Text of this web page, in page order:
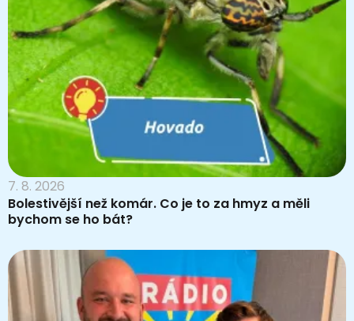
7. 8. 2026
Bolestivější než komár. Co je to za hmyz a měli
bychom se ho bát?